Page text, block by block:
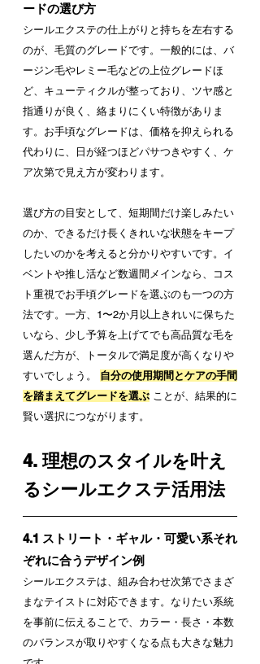
ードの選び方
シールエクステの仕上がりと持ちを左右する
のが、毛質のグレードです。一般的には、バ
ージン毛やレミー毛などの上位グレードほ
ど、キューティクルが整っており、ツヤ感と
指通りが良く、絡まりにくい特徴がありま
す。お手頃なグレードは、価格を抑えられる
代わりに、日が経つほどパサつきやすく、ケ
ア次第で見え方が変わります。
選び方の目安として、短期間だけ楽しみたい
のか、できるだけ長くきれいな状態をキープ
したいのかを考えると分かりやすいです。イ
ベントや推し活など数週間メインなら、コス
ト重視でお手頃グレードを選ぶのも一つの方
法です。一方、1〜2か月以上きれいに保ちた
いなら、少し予算を上げてでも高品質な毛を
選んだ方が、トータルで満足度が高くなりや
すいでしょう。 自分の使用期間とケアの手間
を踏まえてグレードを選ぶ ことが、結果的に
賢い選択につながります。
4. 理想のスタイルを叶え
るシールエクステ活用法
4.1 ストリート・ギャル・可愛い系それ
ぞれに合うデザイン例
シールエクステは、組み合わせ次第でさまざ
まなテイストに対応できます。なりたい系統
を事前に伝えることで、カラー・長さ・本数
のバランスが取りやすくなる点も大きな魅力